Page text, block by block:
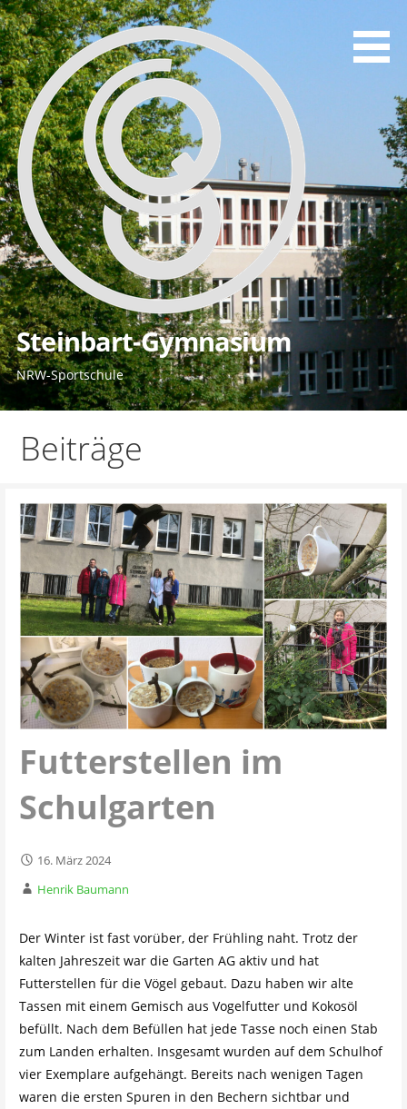
Zum
Inhalt
springen
Steinbart-Gymnasium
NRW-Sportschule
Beiträge
Futterstellen im
Schulgarten
16. März 2024
Henrik Baumann
Der Winter ist fast vorüber, der Frühling naht. Trotz der
kalten Jahreszeit war die Garten AG aktiv und hat
Futterstellen für die Vögel gebaut. Dazu haben wir alte
Tassen mit einem Gemisch aus Vogelfutter und Kokosöl
befüllt. Nach dem Befüllen hat jede Tasse noch einen Stab
zum Landen erhalten. Insgesamt wurden auf dem Schulhof
vier Exemplare aufgehängt. Bereits nach wenigen Tagen
waren die ersten Spuren in den Bechern sichtbar und